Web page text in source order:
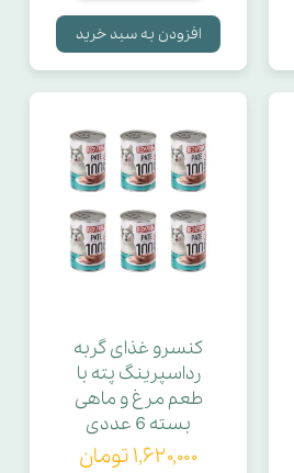
افزودن به سبد خرید
کنسرو غذای گربه
رداسپرینگ پته با
طعم مرغ و ماهی
بسته 6 عددی
۱,۶۲۰,۰۰۰ تومان